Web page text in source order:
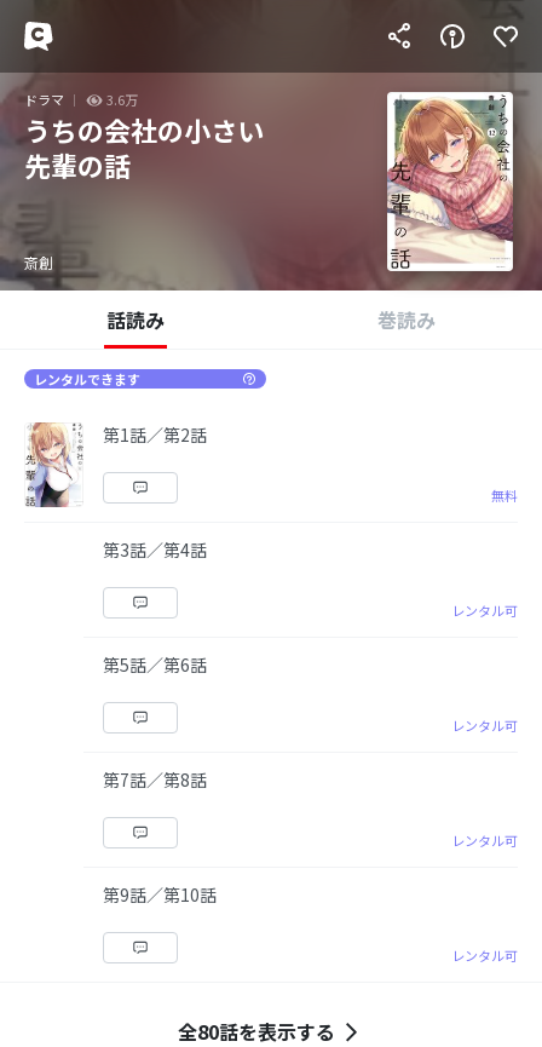
ドラマ 3.6万
うちの会社の小さい
先輩の話
斎創
話読み 巻読み
レンタルできます
第1話／第2話
無料
第3話／第4話
レンタル可
第5話／第6話
レンタル可
第7話／第8話
レンタル可
第9話／第10話
レンタル可
全80話を表示する